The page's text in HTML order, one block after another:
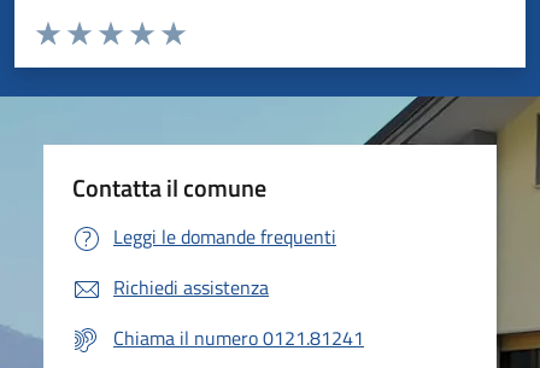
Valuta da 1 a 5 stelle la pagina
Valuta 5 stelle su 5
Valuta 4 stelle su 5
Valuta 3 stelle su 5
Valuta 2 stelle su 5
Valuta 1 stelle su 5
Contatta il comune
Leggi le domande frequenti
Richiedi assistenza
Chiama il numero 0121.81241